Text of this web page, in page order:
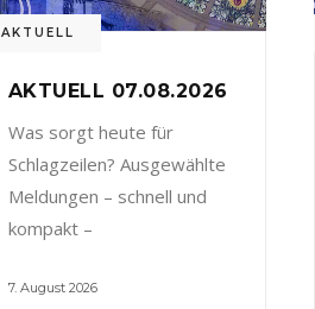
AKTUELL
AKTUELL 07.08.2026
Was sorgt heute für
Schlagzeilen? Ausgewählte
Meldungen – schnell und
kompakt –
7. August 2026